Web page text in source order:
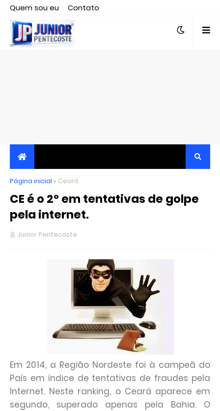
Quem sou eu
Contato
Editor responsável, jornalista Clovis Almeida.
JORNALISMO INDEPENDENTE, TRANSPARENTE E
CRÍTICO
Página inicial Ceará
CE é o 2º em tentativas de golpe
pela internet.
Junior Pentecoste
Em 2014, a Região Nordeste foi à campeã do
País em índice de tentativas de fraudes pela
Internet. Neste ranking, o Ceará aparece em
segundo, superado apenas pela Bahia. O